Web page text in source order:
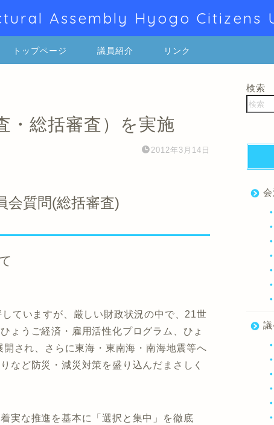
Assembly Hyogo Citizens
トップページ 議員紹介 リンク
・総括審査）を実施
2012年3月14日
質問(総括審査)
ていますが、厳しい財政状況の中で、21世
ょうご経済・雇用活性化プログラム、ひょ
され、さらに東海・東南海・南海地震等へ
など防災・減災対策を盛り込んだまさしく
実な推進を基本に「選択と集中」を徹底
検索
会
議